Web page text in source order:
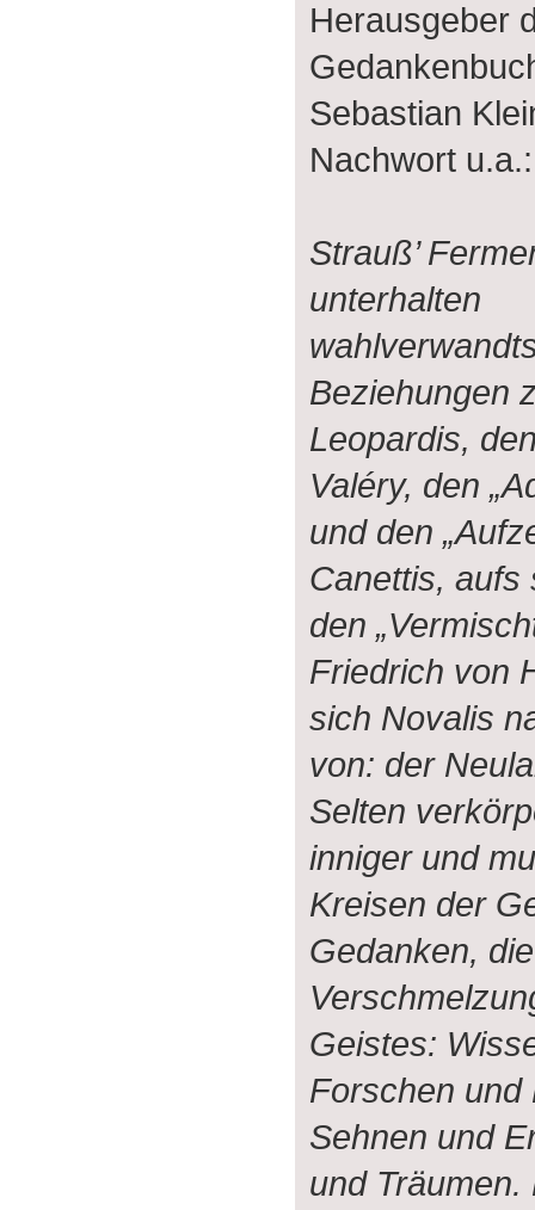
Herausgeber
Sebastian
Nachwort u.a.:
Strauß’
unterhalten
Beziehungen
Leopardis,
Valéry, den
und den
Canettis, aufs
den
Friedrich von
sich Novalis
von: der
Selten
inniger und
Kreisen der
Gedanken,
Geistes:
Forschen und
Sehnen und
und